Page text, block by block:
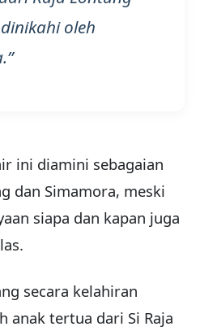
oleh
ini diamini sebagaian
dan Simamora, meski
siapa dan kapan juga
secara kelahiran
anak tertua dari Si Raja